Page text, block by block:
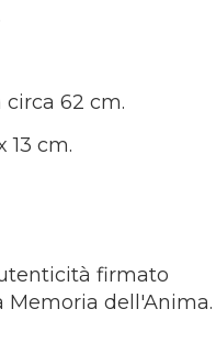
62 cm.
cm.
firmato
Memoria dell'Anima.